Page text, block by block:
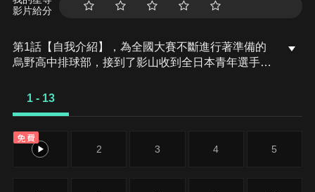
影片給分
第1話【自我介紹】，為全國大賽不斷進行著準備的
烏野高中排球部，接到了影山收到全日本青年選手強
級生選拔強化合宿的召集。沒有被選為合宿成員的日
1 - 13
免費
1 2 3 4 5